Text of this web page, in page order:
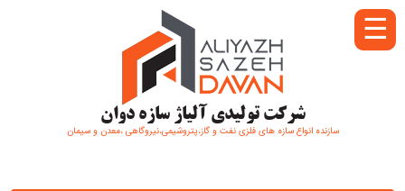
شرکت تولیدی آلیاژ سازه دوان
سازنده انواع سازه های فلزی نفت و گاز،پتروشیمی،نیروگاهی ،معدن و سیمان
☰